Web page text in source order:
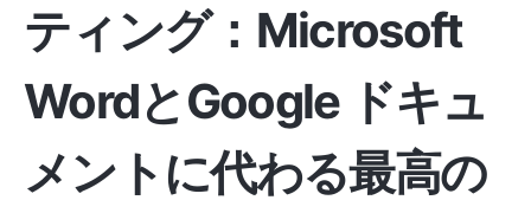
ティング：Microsoft
WordとGoogle ドキュ
メントに代わる最高の